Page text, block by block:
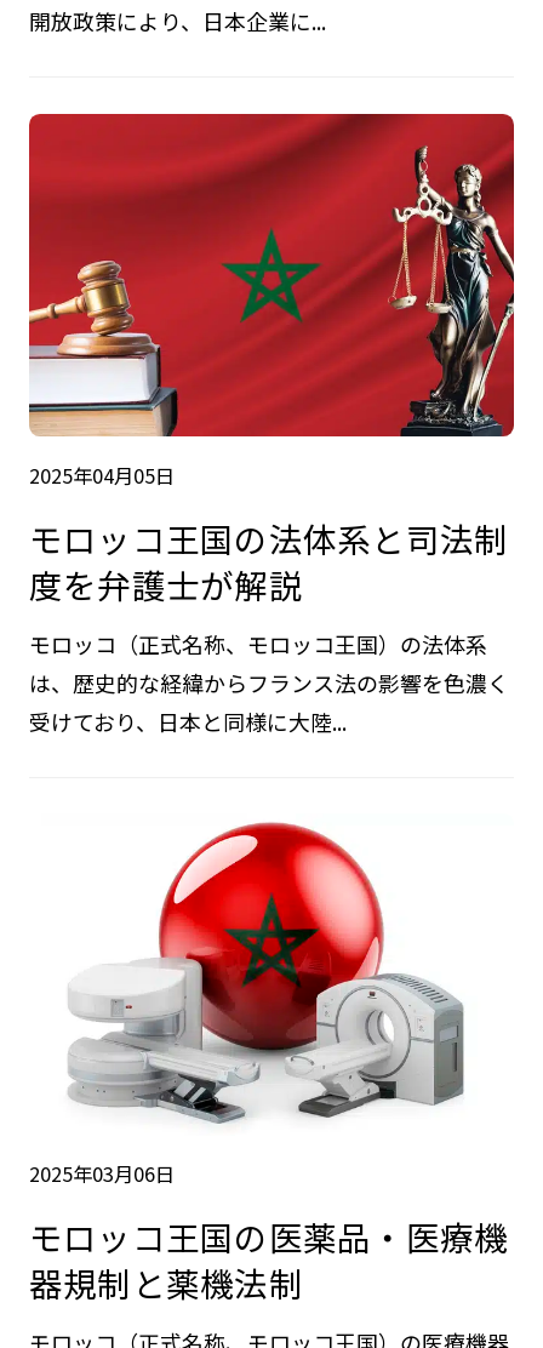
開放政策により、日本企業に...
2025年04月05日
モロッコ王国の法体系と司法制
度を弁護士が解説
モロッコ（正式名称、モロッコ王国）の法体系
は、歴史的な経緯からフランス法の影響を色濃く
受けており、日本と同様に大陸...
2025年03月06日
モロッコ王国の医薬品・医療機
器規制と薬機法制